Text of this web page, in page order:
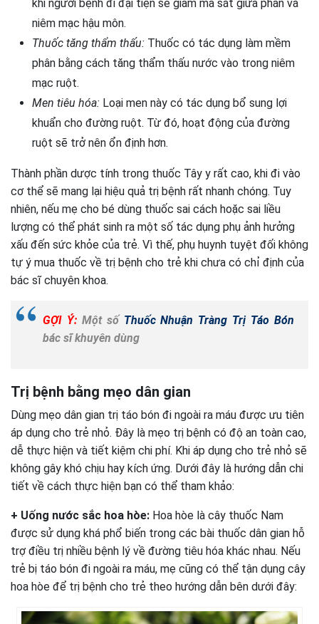
khi người bệnh đi đại tiện sẽ giảm ma sát giữa phân và
niêm mạc hậu môn.
Thuốc tăng thẩm thấu: Thuốc có tác dụng làm mềm
phân bằng cách tăng thẩm thấu nước vào trong niêm
mạc ruột.
Men tiêu hóa: Loại men này có tác dụng bổ sung lợi
khuẩn cho đường ruột. Từ đó, hoạt động của đường
ruột sẽ trở nên ổn định hơn.
Thành phần dược tính trong thuốc Tây y rất cao, khi đi vào
cơ thể sẽ mang lại hiệu quả trị bệnh rất nhanh chóng. Tuy
nhiên, nếu mẹ cho bé dùng thuốc sai cách hoặc sai liều
lượng có thể phát sinh ra một số tác dụng phụ ảnh hưởng
xấu đến sức khỏe của trẻ. Vì thế, phụ huynh tuyệt đối không
tự ý mua thuốc về trị bệnh cho trẻ khi chưa có chỉ định của
bác sĩ chuyên khoa.
GỢI Ý:Một số Thuốc Nhuận Tràng Trị Táo Bón
bác sĩ khuyên dùng
Trị bệnh bằng mẹo dân gian
Dùng mẹo dân gian trị táo bón đi ngoài ra máu được ưu tiên
áp dụng cho trẻ nhỏ. Đây là mẹo trị bệnh có độ an toàn cao,
dễ thực hiện và tiết kiệm chi phí. Khi áp dụng cho trẻ nhỏ sẽ
không gây khó chịu hay kích ứng. Dưới đây là hướng dẫn chi
tiết về cách thực hiện bạn có thể tham khảo:
+ Uống nước sắc hoa hòe: Hoa hòe là cây thuốc Nam
được sử dụng khá phổ biến trong các bài thuốc dân gian hỗ
trợ điều trị nhiều bệnh lý về đường tiêu hóa khác nhau. Nếu
trẻ bị táo bón đi ngoài ra máu, mẹ cũng có thể tận dụng cây
hoa hòe để trị bệnh cho trẻ theo hướng dẫn bên dưới đây: